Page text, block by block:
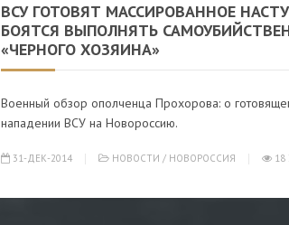
ВСУ ГОТОВЯТ МАССИРОВАННОЕ
БОЯТСЯ ВЫПОЛНЯТЬ
«ЧЕРНОГО ХОЗЯИНА»
Военный обзор ополченца Прохорова: о
нападении ВСУ на Новороссию.
31-ДЕК-2014 НОВОСТИ / НОВОРОССИЯ 18